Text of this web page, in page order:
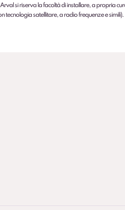
si riserva la facoltà di installare, a propria
tecnologia satellitare, a radio frequenze e simili).